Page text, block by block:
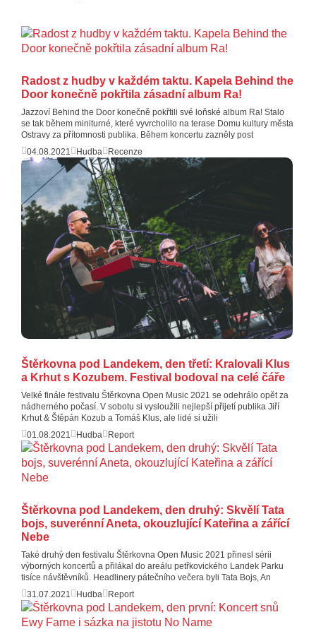
Radost z hudby v každém taktu. Kapela Behind the
Door konečně pokřtila zásadní album Ra!
Jazzoví Behind the Door konečně pokřtili své loňské album Ra! Stalo
se tak během miniturné, které vyvrcholilo na terase Domu kultury města
Ostravy za přítomnosti publika. Během koncertu zazněly post
04.08.2021
Hudba Recenze
Štěrkovna pod Landekem, den třetí: Kralovali Klus
a Krhut s Kozubem. Festival bodoval na celé čáře
Velké finále festivalu Štěrkovna Open Music 2021 se odehrálo opět za
nádherného počasí. V sobotu si vysloužili nejlepší přijetí publika Jiří
Krhut & Štěpán Kozub a Tomáš Klus, ale lidé si užili
01.08.2021
Hudba Report
Štěrkovna pod Landekem, den druhý: Skvělí Tata
bojs, suverénní Aneta, okouzlující Kateřina a zářící
Nebe
Také druhý den festivalu Štěrkovna Open Music 2021 přinesl sérii
výborných koncertů a přilákal do areálu petřkovického Landek Parku
tisíce návštěvníků. Headlinery pátečního večera byli Tata Bojs, An
31.07.2021
Hudba Report